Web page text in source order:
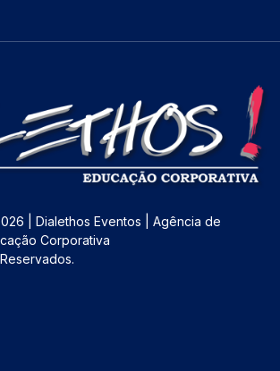
| Dialethos Eventos | Agência de
Corporativa